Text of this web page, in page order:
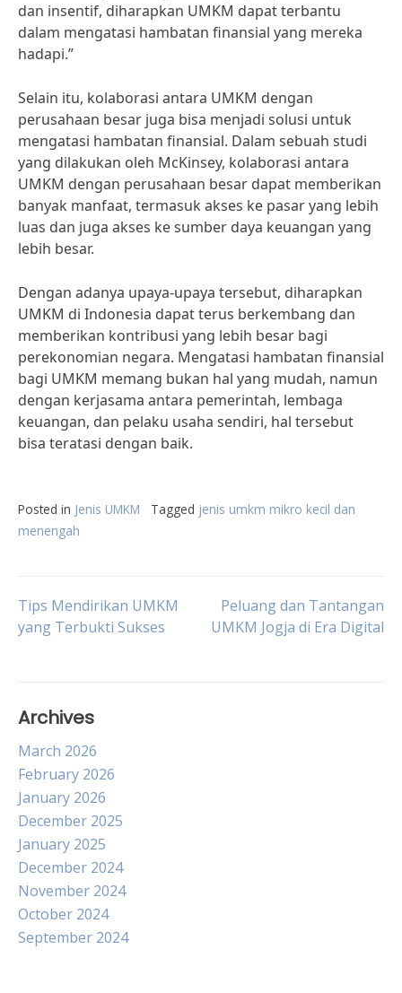
dan insentif, diharapkan UMKM dapat terbantu
dalam mengatasi hambatan finansial yang mereka
hadapi.”
Selain itu, kolaborasi antara UMKM dengan
perusahaan besar juga bisa menjadi solusi untuk
mengatasi hambatan finansial. Dalam sebuah studi
yang dilakukan oleh McKinsey, kolaborasi antara
UMKM dengan perusahaan besar dapat memberikan
banyak manfaat, termasuk akses ke pasar yang lebih
luas dan juga akses ke sumber daya keuangan yang
lebih besar.
Dengan adanya upaya-upaya tersebut, diharapkan
UMKM di Indonesia dapat terus berkembang dan
memberikan kontribusi yang lebih besar bagi
perekonomian negara. Mengatasi hambatan finansial
bagi UMKM memang bukan hal yang mudah, namun
dengan kerjasama antara pemerintah, lembaga
keuangan, dan pelaku usaha sendiri, hal tersebut
bisa teratasi dengan baik.
Posted in Jenis UMKM Tagged jenis umkm mikro kecil dan
menengah
Post
Tips Mendirikan UMKM
yang Terbukti Sukses
Peluang dan Tantangan
UMKM Jogja di Era Digital
Archives
March 2026
February 2026
January 2026
December 2025
January 2025
December 2024
November 2024
October 2024
September 2024